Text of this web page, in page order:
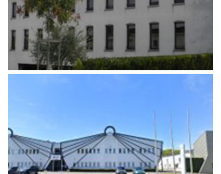
EMBOUTEILLAGE
Agro Alimentaire
AUDIT AUBIN IMPRIMERIE
Industrie